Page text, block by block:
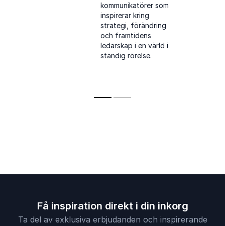
kommunikatörer som
inspirerar kring
strategi, förändring
och framtidens
ledarskap i en värld i
ständig rörelse.
Få inspiration direkt i din inkorg
Ta del av exklusiva erbjudanden och inspirerande